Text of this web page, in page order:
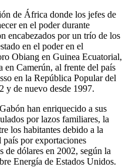
de África donde los jefes de
en el poder durante
encabezados por un trío de los
en el poder en el
Obiang en Guinea Ecuatorial,
en Camerún, al frente del país
en la República Popular del
y de nuevo desde 1997.
han enriquecido a sus
por lazos familiares, la
los habitantes debido a la
por exportaciones
de dólares en 2002, según la
Energía de Estados Unidos.